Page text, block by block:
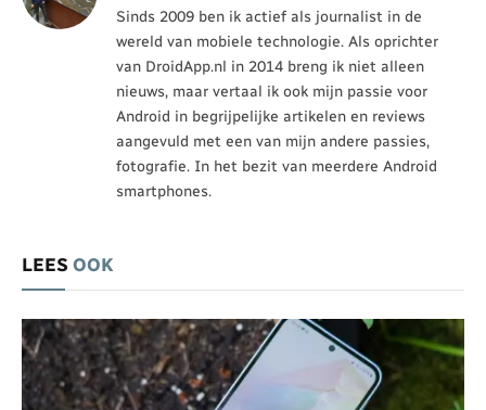
Sinds 2009 ben ik actief als journalist in de
wereld van mobiele technologie. Als oprichter
van DroidApp.nl in 2014 breng ik niet alleen
nieuws, maar vertaal ik ook mijn passie voor
Android in begrijpelijke artikelen en reviews
aangevuld met een van mijn andere passies,
fotografie. In het bezit van meerdere Android
smartphones.
LEES OOK